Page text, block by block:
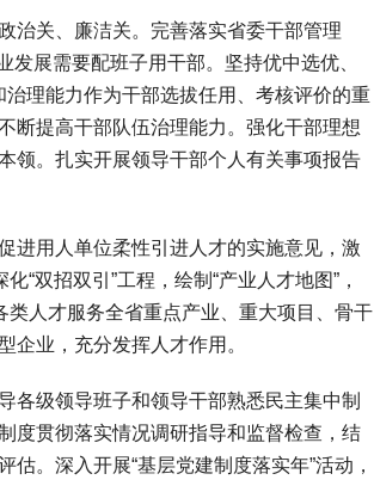
关、廉洁关。完善落实省委干部管理
展需要配班子用干部。坚持优中选优、
理能力作为干部选拔任用、考核评价的重
断提高干部队伍治理能力。强化干部理想
领。扎实开展领导干部个人有关事项报告
用人单位柔性引进人才的实施意见，激
“双招双引”工程，绘制“产业人才地图”，
类人才服务全省重点产业、重大项目、骨干
企业，充分发挥人才作用。
级领导班子和领导干部熟悉民主集中制
度贯彻落实情况调研指导和监督检查，结
。深入开展“基层党建制度落实年”活动，